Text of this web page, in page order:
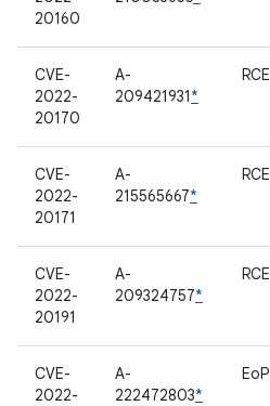
20160
CVE-
2022-
20170
A-
209421931*
RCE
CVE-
2022-
20171
A-
215565667*
RCE
CVE-
2022-
20191
A-
209324757*
RCE
CVE-
2022-
A-
222472803*
EoP